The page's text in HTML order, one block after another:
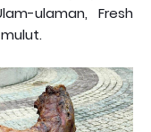
ulaman, Fresh